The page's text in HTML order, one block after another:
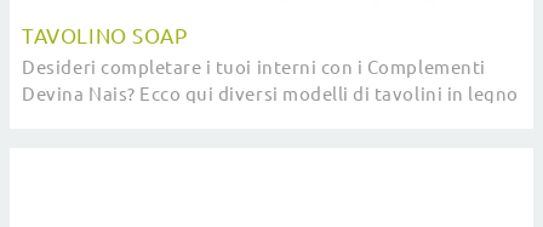
TAVOLINO SOAP
Desideri completare i tuoi interni con i Complementi
Devina Nais? Ecco qui diversi modelli di tavolini in legno